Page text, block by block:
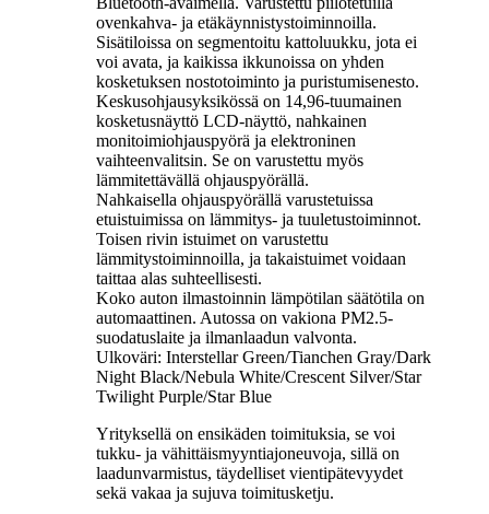
ovenkahva- ja etäkäynnistystoiminnoilla.
Sisätiloissa on segmentoitu kattoluukku, jota ei
voi avata, ja kaikissa ikkunoissa on yhden
kosketuksen nostotoiminto ja puristumisenesto.
Keskusohjausyksikössä on 14,96-tuumainen
kosketusnäyttö LCD-näyttö, nahkainen
monitoimiohjauspyörä ja elektroninen
vaihteenvalitsin. Se on varustettu myös
lämmitettävällä ohjauspyörällä.
Nahkaisella ohjauspyörällä varustetuissa
etuistuimissa on lämmitys- ja tuuletustoiminnot.
Toisen rivin istuimet on varustettu
lämmitystoiminnoilla, ja takaistuimet voidaan
taittaa alas suhteellisesti.
Koko auton ilmastoinnin lämpötilan säätötila on
automaattinen. Autossa on vakiona PM2.5-
suodatuslaite ja ilmanlaadun valvonta.
Ulkoväri: Interstellar Green/Tianchen Gray/Dark
Night Black/Nebula White/Crescent Silver/Star
Twilight Purple/Star Blue
Yrityksellä on ensikäden toimituksia, se voi
tukku- ja vähittäismyyntiajoneuvoja, sillä on
laadunvarmistus, täydelliset vientipätevyydet
sekä vakaa ja sujuva toimitusketju.